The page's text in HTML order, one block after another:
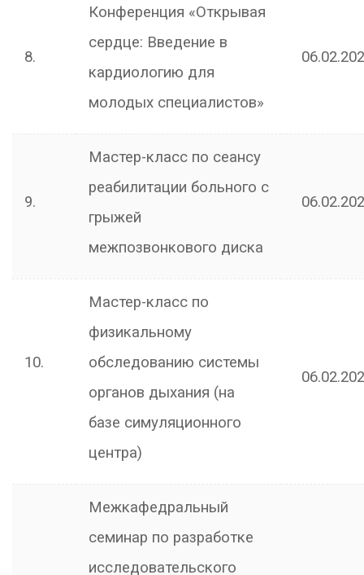
8.
Конференция «Открывая
сердце: Введение в
кардиологию для
молодых специалистов»
9.
Мастер-класс по сеансу
реабилитации больного с
грыжей
межпозвонкового диска
10.
Мастер-класс по
физикальному
обследованию системы
органов дыхания (на
базе симуляционного
центра)
Межкафедральный
семинар по разработке
исследовательского